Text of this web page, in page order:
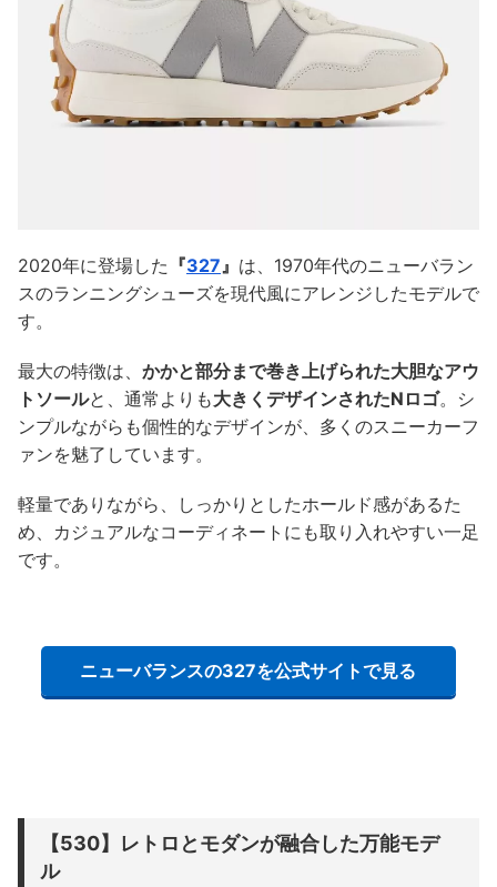
2020年に登場した 『327 』 は、1970年代のニューバラン
スのランニングシューズを現代風にアレンジしたモデルで
す。
最大の特徴は、 かかと部分まで巻き上げられた大胆なアウ
トソールと、通常よりも大きくデザインされたNロゴ。シ
ンプルながらも個性的なデザインが、多くのスニーカーフ
ァンを魅了しています。
軽量でありながら、しっかりとしたホールド感があるた
め、カジュアルなコーディネートにも取り入れやすい一足
です。
ニューバランスの327を公式サイトで見る
【530】レトロとモダンが融合した万能モデ
ル